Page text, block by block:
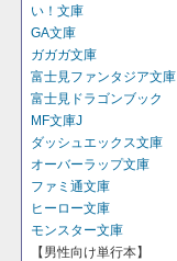
い！文庫
GA文庫
ガガガ文庫
富士見ファンタジア文庫
富士見ドラゴンブック
MF文庫J
ダッシュエックス文庫
オーバーラップ文庫
ファミ通文庫
ヒーロー文庫
モンスター文庫
【男性向け単行本】